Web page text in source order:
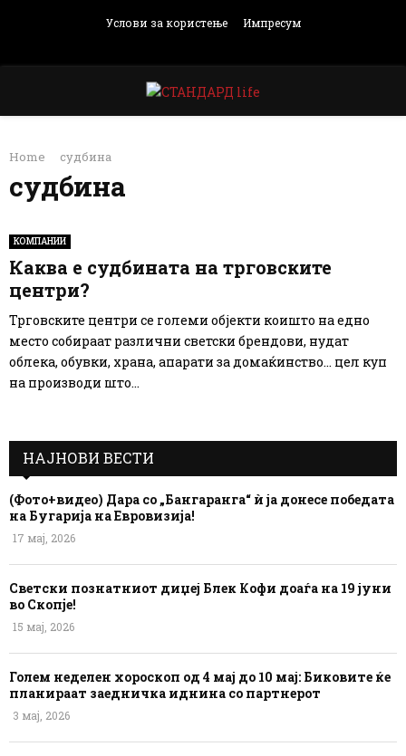
Услови за користење Импресум
PRIMARY
MENU
Home судбина
судбина
КОМПАНИИ
Каква е судбината на трговските
центри?
Трговските центри се големи објекти коишто на едно
место собираат различни светски брендови, нудат
облека, обувки, храна, апарати за домаќинство… цел куп
на производи што...
НАЈНОВИ ВЕСТИ
(Фото+видео) Дара со „Бангаранга“ ѝ ја донесе победата
на Бугарија на Евровизија!
17 мај, 2026
Светски познатниот диџеј Блек Кофи доаѓа на 19 јуни
во Скопје!
15 мај, 2026
Голем неделен хороскоп од 4 мај до 10 мај: Биковите ќе
планираат заедничка иднина со партнерот
3 мај, 2026